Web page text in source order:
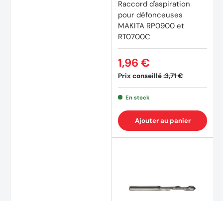
Raccord d'aspiration
pour défonceuses
MAKITA RP0900 et
RT0700C
Prix conseillé :3,71 €
1,96 €
En stock
Ajouter au panier